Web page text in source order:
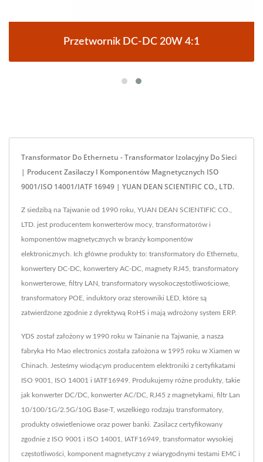
Przetwornik DC-DC 20W 4:1
Transformator Do Ethernetu - Transformator Izolacyjny Do Sieci
| Producent Zasilaczy I Komponentów Magnetycznych ISO
9001/ISO 14001/IATF 16949 | YUAN DEAN SCIENTIFIC CO., LTD.
Z siedzibą na Tajwanie od 1990 roku, YUAN DEAN SCIENTIFIC CO.,
LTD. jest producentem konwerterów mocy, transformatorów i
komponentów magnetycznych w branży komponentów
elektronicznych. Ich główne produkty to: transformatory do Ethernetu,
konwertery DC-DC, konwertery AC-DC, magnety RJ45, transformatory
konwerterowe, filtry LAN, transformatory wysokoczęstotliwościowe,
transformatory POE, induktory oraz sterowniki LED, które są
zatwierdzone zgodnie z dyrektywą RoHS i mają wdrożony system ERP.
YDS został założony w 1990 roku w Tainanie na Tajwanie, a nasza
fabryka Ho Mao electronics została założona w 1995 roku w Xiamen w
Chinach. Jesteśmy wiodącym producentem elektroniki z certyfikatami
ISO 9001, ISO 14001 i IATF16949. Produkujemy różne produkty, takie
jak konwerter DC/DC, konwerter AC/DC, RJ45 z magnetykami, filtr Lan
10/100/1G/2.5G/10G Base-T, wszelkiego rodzaju transformatory,
produkty oświetleniowe oraz power banki. Zasilacz certyfikowany
zgodnie z ISO 9001 i ISO 14001, IATF16949, transformator wysokiej
częstotliwości, komponent magnetyczny z wiarygodnymi testami EMC i